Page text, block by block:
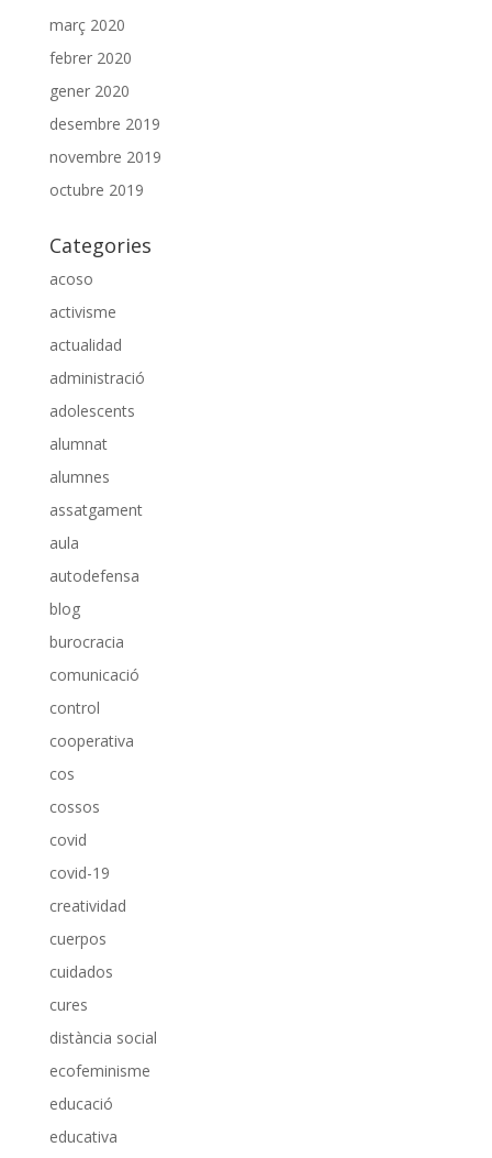
març 2020
febrer 2020
gener 2020
desembre 2019
novembre 2019
octubre 2019
Categories
acoso
activisme
actualidad
administració
adolescents
alumnat
alumnes
assatgament
aula
autodefensa
blog
burocracia
comunicació
control
cooperativa
cos
cossos
covid
covid-19
creatividad
cuerpos
cuidados
cures
distància social
ecofeminisme
educació
educativa